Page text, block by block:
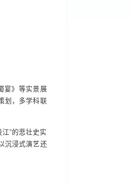
宴》等实景展
划，多学科联
”的悲壮史实
沉浸式演艺还